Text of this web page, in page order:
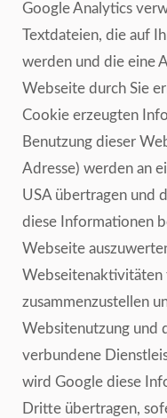
Google Analytics
Textdateien, die auf
werden und die eine
Webseite durch Sie
Cookie erzeugten
Benutzung dieser
Adresse) werden an
USA übertragen und
diese Informationen
Webseite
zusammenzustellen
Websitenutzung und
verbundene
wird Google diese
Dritte übertragen,